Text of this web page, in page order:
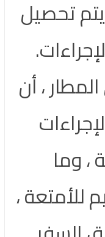
تحصيل
، أن
، وما
،